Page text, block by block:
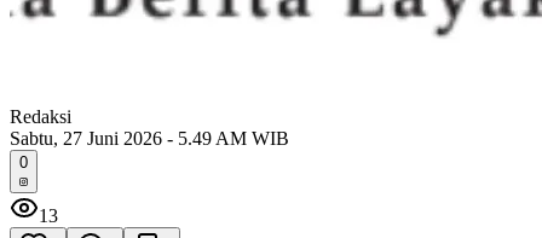
Redaksi
Sabtu, 27 Juni 2026 - 5.49 AM WIB
0
13